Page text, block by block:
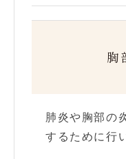
胸
肺炎や胸部の
するために行